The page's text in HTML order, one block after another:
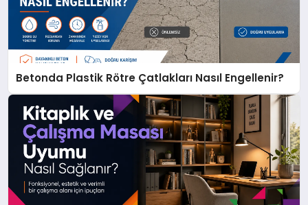
Betonda Plastik Rötre Çatlakları Nasıl Engellenir?